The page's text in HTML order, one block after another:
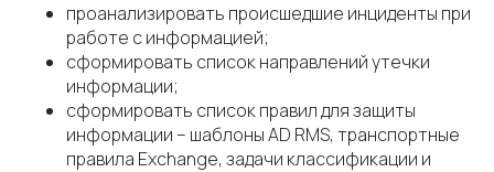
проанализировать происшедшие инциденты при
работе с информацией;
сформировать список направлений утечки
информации;
сформировать список правил для защиты
информации – шаблоны AD RMS, транспортные
правила Exchange, задачи классификации и